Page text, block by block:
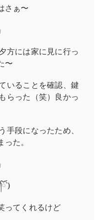
さぁ〜
方には家に見に行っ
〜
いることを確認、鍵
らった（笑）良かっ
手段になったため、
た。
ོ`)
ってくれるけど